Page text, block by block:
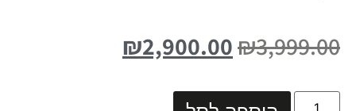
₪3,999.00
₪2,900.00